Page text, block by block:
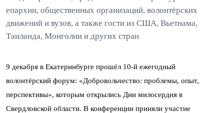
епархии, общественных организаций, волонтёрских
движений и вузов, а также гости из США, Вьетнама,
Таиланда, Монголии и других стран
9 декабря в Екатеринбурге прошёл 10-й ежегодный
волонтёрский форум: «Добровольчество: проблемы, опыт,
перспективы», которым открылись Дни милосердия в
Свердловской области. В конференции приняли участие